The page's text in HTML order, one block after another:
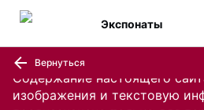
Содержание настоящего
изображения и текстовую
Экспонаты
Вернуться